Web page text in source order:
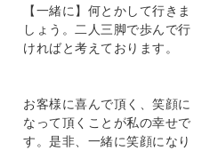
【一緒に】何とかして行きま
しょう。二人三脚で歩んで行
ければと考えております。
お客様に喜んで頂く、笑顔に
なって頂くことが私の幸せで
す。是非、一緒に笑顔になり